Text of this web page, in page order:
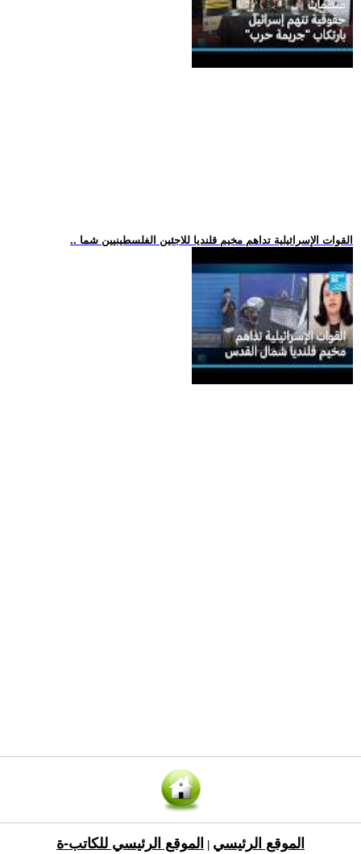
.. القوات الإسرائيلية تداهم مخيم قلنديا للاجئين الفلسطينيين شما
الموقع الرئيسي الموقع الرئيسي للكاتب-ة